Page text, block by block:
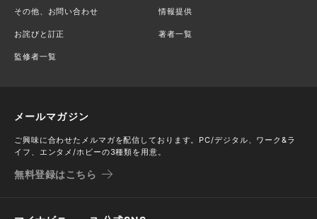
その他、お問い合わせ 情報提供
お詫びと訂正 著者一覧
監修者一覧
メールマガジン
ご興味に合わせたメルマガを配信しております。PC/デジタル、ワーク&ラ
イフ、エンタメ/ホビーの3種類を用意。
無料登録はこちら